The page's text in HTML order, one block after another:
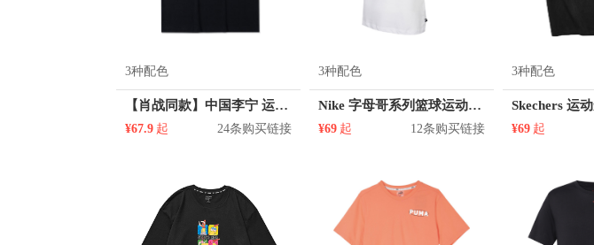
3种配色
【肖战同款】中国李宁 运动篮球系列印花圆领短袖T恤 AHSR909
¥67.9 起 24条购买链接
3种配色
Nike 字母哥系列篮球运动恤衫圆领上衣短袖快干透气T恤 DJ1565
¥69 起 12条购买链接
3种配色
¥69 起